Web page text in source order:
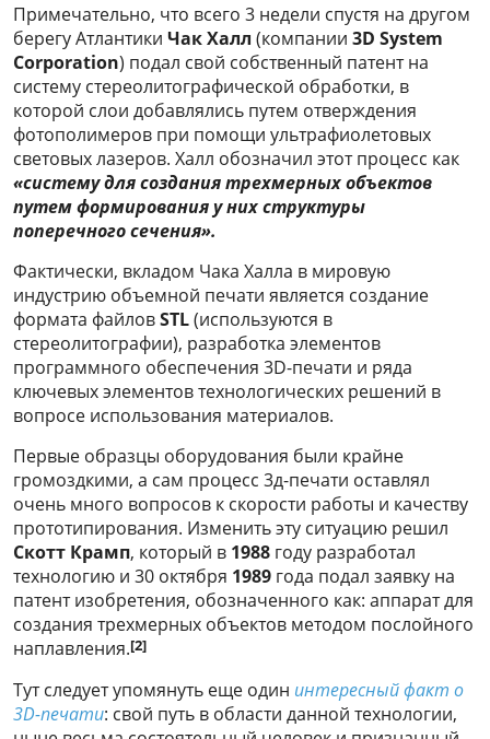
Примечательно, что всего 3 недели спустя на другом
берегу Атлантики Чак Халл (компании 3D System
Corporation) подал свой собственный патент на
систему стереолитографической обработки, в
которой слои добавлялись путем отверждения
фотополимеров при помощи ультрафиолетовых
световых лазеров. Халл обозначил этот процесс как
«систему для создания трехмерных объектов
путем формирования у них структуры
поперечного сечения».
Фактически, вкладом Чака Халла в мировую
индустрию объемной печати является создание
формата файловSTL(используются в
стереолитографии), разработка элементов
программного обеспечения 3D-печати и ряда
ключевых элементов технологических решений в
вопросе использования материалов.
Первые образцы оборудования были крайне
громоздкими, а сам процесс 3д-печати оставлял
очень много вопросов к скорости работы и качеству
прототипирования. Изменить эту ситуацию решил
Скотт Крамп, который в 1988 году разработал
технологию и 30 октября 1989 года подал заявку на
патент изобретения, обозначенного как: аппарат для
создания трехмерных объектов методом послойного
наплавления.[2]
Тут следует упомянуть еще один интересный факт о
3D-печати: свой путь в области данной технологии,